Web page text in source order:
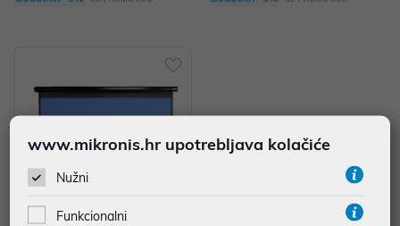
www.mikronis.hr upotrebljava kolačiće
Nužni
Funkcionalni